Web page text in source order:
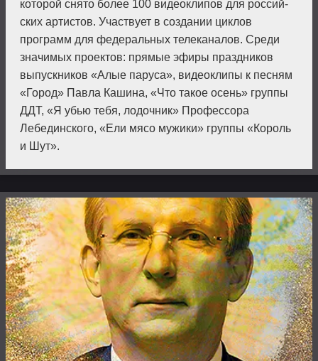
которой снято более 100 видеоклипов для россий­
ских артистов. Участвует в создании циклов
программ для федеральных телеканалов. Среди
значимых проектов: прямые эфиры праздников
выпускников «Алые паруса», видеоклипы к песням
«Город» Павла Кашина, «Что такое осень» группы
ДДТ, «Я убью тебя, лодочник» Профессора
Лебединского, «Ели мясо мужики» группы «Король
и Шут».